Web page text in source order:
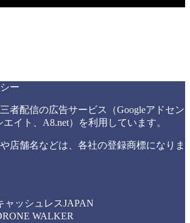
ー
者配信の広告サービス（Googleアドセン
エイト、A8.net）を利用しています。
店舗名などは、各社の登録商標になりま
ャッシュレスJAPAN
WALKER